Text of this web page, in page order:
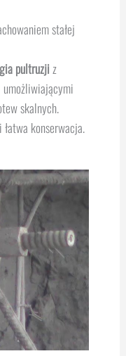
stałej
pultruzjiz
skalnych.
konserwacja.